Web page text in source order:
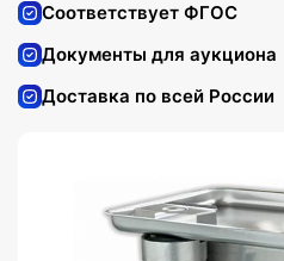
Соответствует ФГОС
Документы для аукциона
Доставка по всей России